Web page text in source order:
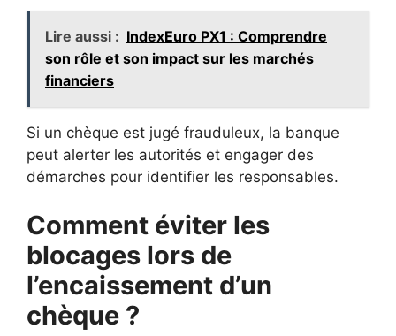
Lire aussi : IndexEuro PX1 : Comprendre
son rôle et son impact sur les marchés
financiers
Si un chèque est jugé frauduleux, la banque
peut alerter les autorités et engager des
démarches pour identifier les responsables.
Comment éviter les
blocages lors de
l’encaissement d’un
chèque ?